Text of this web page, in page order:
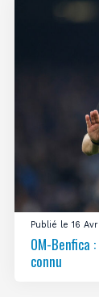
Publié le 16
OM-Benfica
connu